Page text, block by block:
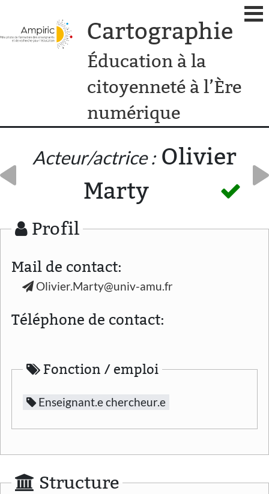
Cartographie
Éducation à la
citoyenneté à l’Ère
numérique
Acteur/actrice :Olivier
Marty
Profil
Mail de contact:
Olivier.Marty@univ-amu.fr
Téléphone de contact:
Fonction / emploi
Enseignant.e chercheur.e
Structure